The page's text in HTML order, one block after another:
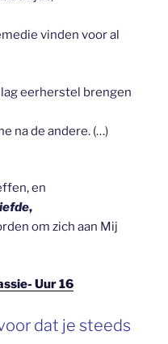
vinden voor al
eerherstel brengen
na de andere. (…)
en
,
om zich aan Mij
Uur 16
dat je steeds